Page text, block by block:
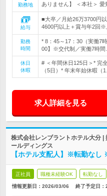
勤務地
ありません】 ＜本社＞ 愛
給与
■大卒／月給26万3700円
4600円以上＋賞与年2回※
勤務
時間
* 8：45～17：30（実働7
00】※交代制／実働7時間
休日
休暇
# ＜年間休日125日＞* 完
（5日）* 年末年始休暇（
求人詳細を見る
株式会社レンブラントホテル大分
ールディングス
【ホテル支配人】※転勤な
正社員 職種未経験OK 転勤なし
情報更新日：2026/03/06 終了予定日：